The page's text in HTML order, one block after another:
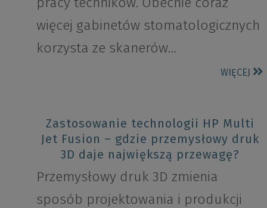
więcej gabinetów stomatologicznych
korzysta ze skanerów…
WIĘCEJ
Zastosowanie technologii HP Multi
Jet Fusion – gdzie przemysłowy druk
3D daje największą przewagę?
Przemysłowy druk 3D zmienia
sposób projektowania i produkcji